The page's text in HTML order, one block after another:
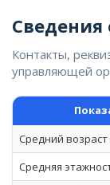
Контакты,
управляющей
Средний
Средняя